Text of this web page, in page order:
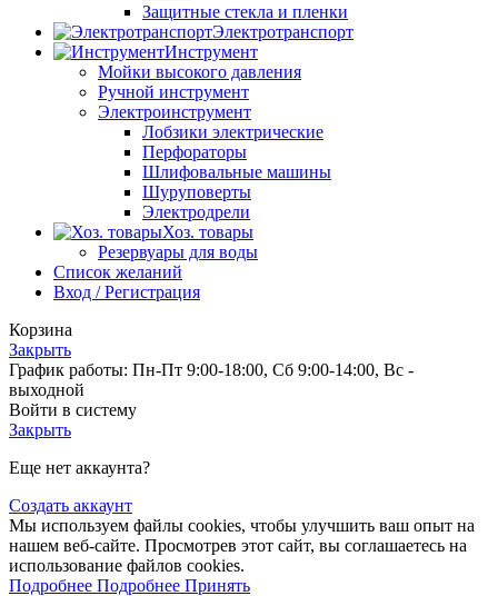
Защитные стекла и пленки
Электротранспорт
Инструмент
Мойки высокого давления
Ручной инструмент
Электроинструмент
Лобзики электрические
Перфораторы
Шлифовальные машины
Шуруповерты
Электродрели
Хоз. товары
Резервуары для воды
Список желаний
Вход / Регистрация
Корзина
Закрыть
График работы: Пн-Пт 9:00-18:00, Сб 9:00-14:00, Вс -
выходной
Войти в систему
Закрыть
Еще нет аккаунта?
Создать аккаунт
Мы используем файлы cookies, чтобы улучшить ваш опыт на
нашем веб-сайте. Просмотрев этот сайт, вы соглашаетесь на
использование файлов cookies.
Подробнее Подробнее Принять